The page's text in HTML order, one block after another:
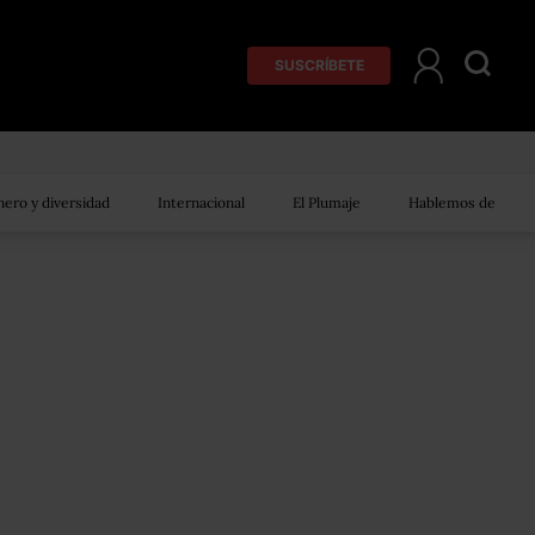
SUSCRÍBETE
y diversidad Internacional El Plumaje Hablemos de